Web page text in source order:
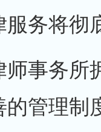
务将彻
务所拥
的管理